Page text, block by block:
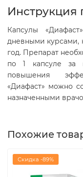
Капсулы
дневными курсами,
год. Препарат
по 1 капсуле за
повышения
«Диафаст» можно
назначенными
Похожие
Скидка -89%